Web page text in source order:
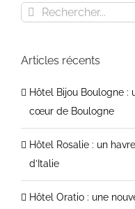
Rechercher
Articles récents
Hôtel Bijou Boulogne :
cœur de Boulogne
Hôtel Rosalie : un
d’Italie
Hôtel Oratio : une